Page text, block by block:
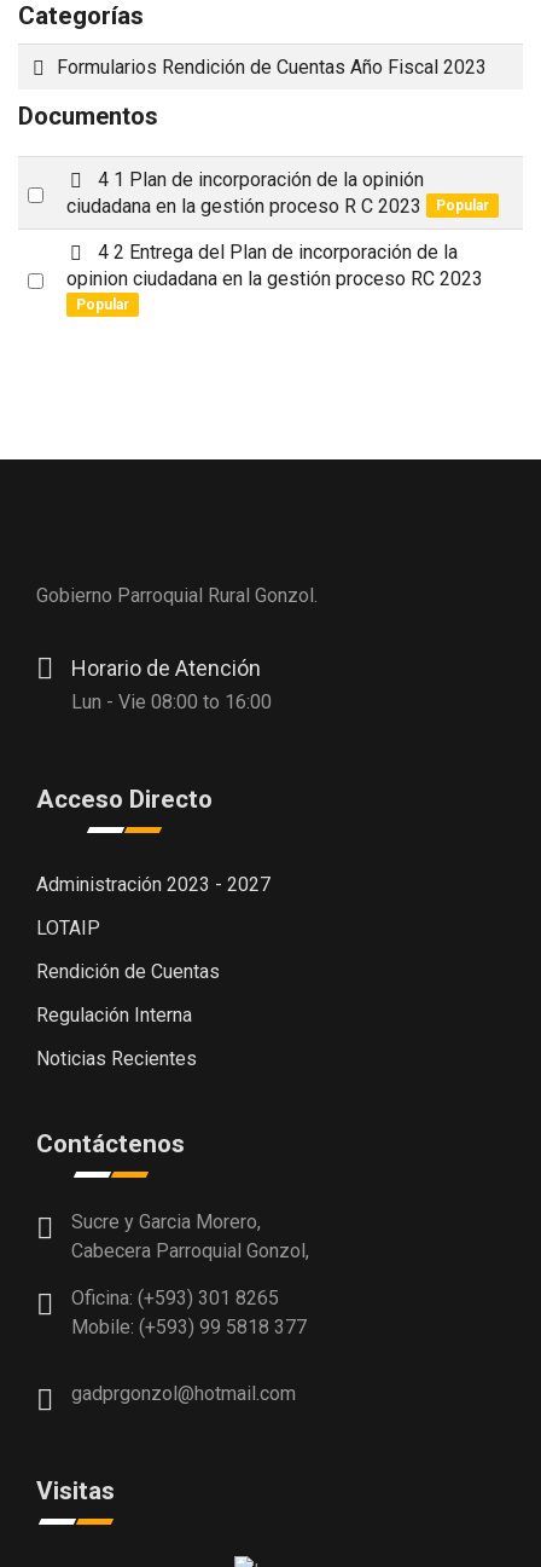
Categorías
Carpeta
Formularios Rendición de Cuentas Año Fiscal 2023
Documentos
Select
an
p
d
f
4 1 Plan de incorporación de la opinión
ciudadana en la gestión proceso R C 2023
Popular
Select
p
d
f
4 2 Entrega del Plan de incorporación de la
opinion ciudadana en la gestión proceso RC 2023
Popular
Gobierno Parroquial Rural Gonzol.
Horario de Atención
Lun - Vie 08:00 to 16:00
Acceso Directo
Administración 2023 - 2027
LOTAIP
Rendición de Cuentas
Regulación Interna
Noticias Recientes
Contáctenos
Sucre y Garcia Morero,
Cabecera Parroquial Gonzol,
Oficina: (+593) 301 8265
Mobile: (+593) 99 5818 377
gadprgonzol@hotmail.com
Visitas